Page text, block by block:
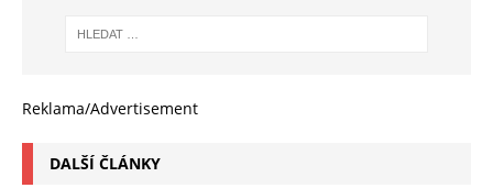
Reklama/Advertisement
DALŠÍ ČLÁNKY